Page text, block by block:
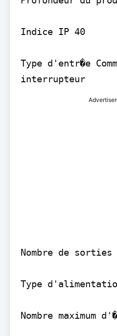
Indice IP 40
Type d'entr�e
interrupteur
Nombre de sorties
Type
Nombre maximum